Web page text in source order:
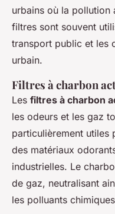
urbains où la pollution
filtres sont souvent
transport public et les
urbain.
Filtres à charbon
Les filtres à charbon
les odeurs et les gaz
particulièrement utiles
des matériaux
industrielles. Le
de gaz, neutralisant
les polluants